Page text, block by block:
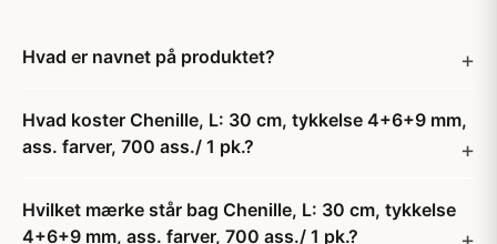
Hvad er navnet på produktet?
Hvad koster Chenille, L: 30 cm, tykkelse 4+6+9 mm,
ass. farver, 700 ass./ 1 pk.?
Hvilket mærke står bag Chenille, L: 30 cm, tykkelse
4+6+9 mm, ass. farver, 700 ass./ 1 pk.?